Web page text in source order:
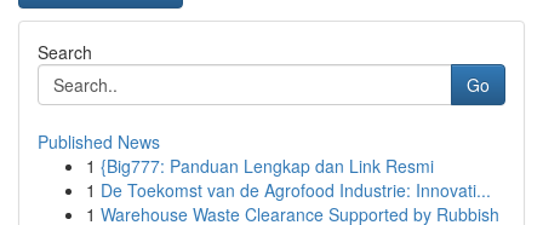
Search
Go
Published News
1 {Big777: Panduan Lengkap dan Link Resmi
1 De Toekomst van de Agrofood Industrie: Innovati...
1 Warehouse Waste Clearance Supported by Rubbish